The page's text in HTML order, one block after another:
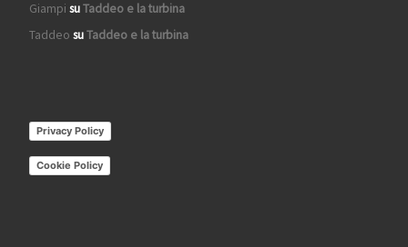
Giampi suTaddeo e la turbina
Taddeo suTaddeo e la turbina
Privacy Policy
Cookie Policy